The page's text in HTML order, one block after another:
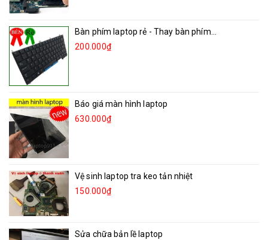
Bàn phím laptop rẻ - Thay bàn phím...
200.000₫
Báo giá màn hình laptop
630.000₫
Vệ sinh laptop tra keo tản nhiệt
150.000₫
Sửa chữa bản lề laptop